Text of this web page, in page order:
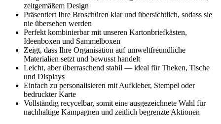
zeitgemäßem Design
Präsentiert Ihre Broschüren klar und übersichtlich, sodass sie
nie übersehen werden
Perfekt kombinierbar mit unseren Kartonbriefkästen,
Ideenboxen und Sammelboxen
Zeigt, dass Ihre Organisation auf umweltfreundliche
Materialien setzt und bewusst handelt
Leicht, aber überraschend stabil — ideal für Theken, Tische
und Displays
Einfach zu personalisieren mit Aufkleber, Stempel oder
bedruckter Karte
Vollständig recycelbar, somit eine ausgezeichnete Wahl für
nachhaltige Kampagnen und zeitlich begrenzte Aktionen